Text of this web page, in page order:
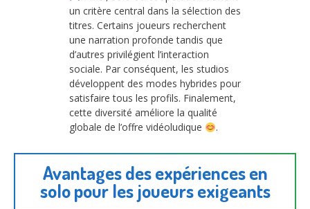
un critère central dans la sélection des
titres. Certains joueurs recherchent
une narration profonde tandis que
d’autres privilégient l’interaction
sociale. Par conséquent, les studios
développent des modes hybrides pour
satisfaire tous les profils. Finalement,
cette diversité améliore la qualité
globale de l’offre vidéoludique
.
Avantages des expériences en
solo pour les joueurs exigeants